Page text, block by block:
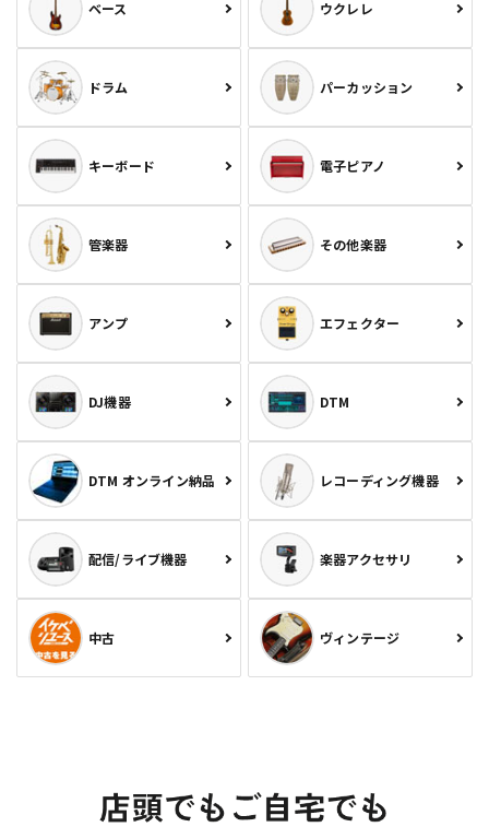
ベース ウクレレ
ドラム パーカッション
キーボード 電子ピアノ
管楽器 その他楽器
アンプ エフェクター
DJ機器 DTM
DTM オンライン納品 レコーディング機器
配信/ライブ機器 楽器アクセサリ
中古 ヴィンテージ